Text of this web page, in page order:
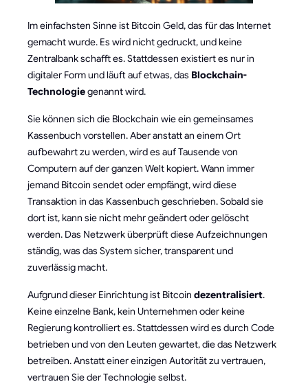
Im einfachsten Sinne ist Bitcoin Geld, das für das Internet
gemacht wurde. Es wird nicht gedruckt, und keine
Zentralbank schafft es. Stattdessen existiert es nur in
digitaler Form und läuft auf etwas, das Blockchain-
Technologiegenannt wird.
Sie können sich die Blockchain wie ein gemeinsames
Kassenbuch vorstellen. Aber anstatt an einem Ort
aufbewahrt zu werden, wird es auf Tausende von
Computern auf der ganzen Welt kopiert. Wann immer
jemand Bitcoin sendet oder empfängt, wird diese
Transaktion in das Kassenbuch geschrieben. Sobald sie
dort ist, kann sie nicht mehr geändert oder gelöscht
werden. Das Netzwerk überprüft diese Aufzeichnungen
ständig, was das System sicher, transparent und
zuverlässig macht.
Aufgrund dieser Einrichtung ist Bitcoin dezentralisiert.
Keine einzelne Bank, kein Unternehmen oder keine
Regierung kontrolliert es. Stattdessen wird es durch Code
betrieben und von den Leuten gewartet, die das Netzwerk
betreiben. Anstatt einer einzigen Autorität zu vertrauen,
vertrauen Sie der Technologie selbst.